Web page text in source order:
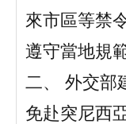
來市區等禁
遵守當地規範
二、 外交部
免赴突尼西